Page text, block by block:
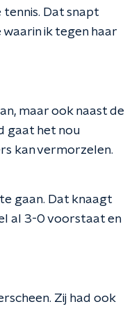
Dat snapt
ik tegen haar
maar ook naast de
gaat het nou
kan vermorzelen.
gaan. Dat knaagt
al 3-0 voorstaat en
Zij had ook